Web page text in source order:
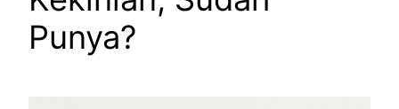
Punya?